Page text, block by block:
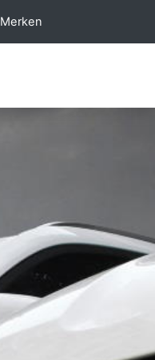
Merken